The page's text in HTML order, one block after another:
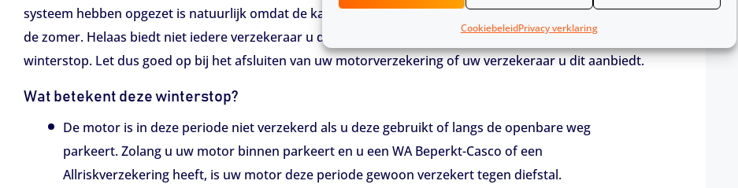
CookiebeleidPrivacy verklaring
systeem hebben opgezet is natuurlijk omdat de kans op schade in de winter vele malen groter is dan in
de zomer. Helaas biedt niet iedere verzekeraar u de mogelijkheid om uw motor aan te melden voor de
winterstop. Let dus goed op bij het afsluiten van uw motorverzekering of uw verzekeraar u dit aanbiedt.
Wat betekent deze winterstop?
De motor is in deze periode niet verzekerd als u deze gebruikt of langs de openbare weg
parkeert. Zolang u uw motor binnen parkeert en u een WA Beperkt-Casco of een
Allriskverzekering heeft, is uw motor deze periode gewoon verzekert tegen diefstal.